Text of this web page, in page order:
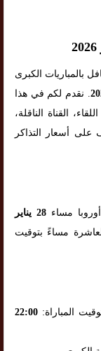
بالمباريات الكبرى
. نقدم لكم في هذا
القناة الناقلة،
على أسعار التذاكر
مساء
28 يناير
مساءً بتوقيت
المباراة: 22:00